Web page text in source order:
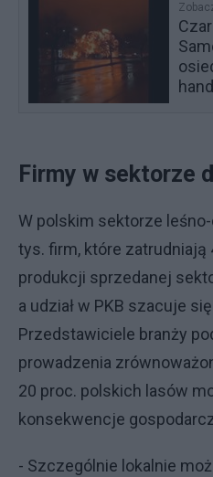
Firmy w sektorze
W polskim sektorze
tys. firm, które zatrudniają
produkcji sprzedanej
a udział w PKB szacuje
Przedstawiciele branży
prowadzenia
20 proc. polskich lasów
konsekwencje
- Szczególnie lokalnie